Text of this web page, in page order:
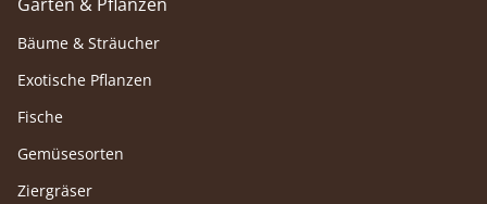
Bäume & Sträucher
Exotische Pflanzen
Fische
Gemüsesorten
Ziergräser